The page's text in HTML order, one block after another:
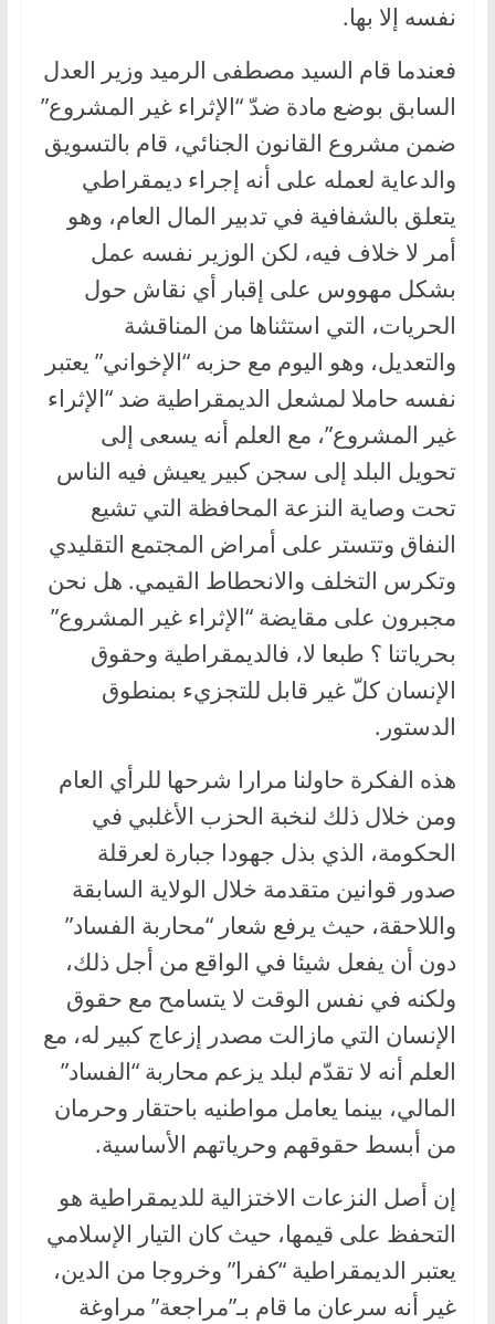
نفسه إلا بها.
فعندما قام السيد مصطفى الرميد وزير العدل
السابق بوضع مادة ضدّ “الإثراء غير المشروع”
ضمن مشروع القانون الجنائي، قام بالتسويق
والدعاية لعمله على أنه إجراء ديمقراطي
يتعلق بالشفافية في تدبير المال العام، وهو
أمر لا خلاف فيه، لكن الوزير نفسه عمل
بشكل مهووس على إقبار أي نقاش حول
الحريات، التي استثناها من المناقشة
والتعديل، وهو اليوم مع حزبه “الإخواني” يعتبر
نفسه حاملا لمشعل الديمقراطية ضد “الإثراء
غير المشروع”، مع العلم أنه يسعى إلى
تحويل البلد إلى سجن كبير يعيش فيه الناس
تحت وصاية النزعة المحافظة التي تشيع
النفاق وتتستر على أمراض المجتمع التقليدي
وتكرس التخلف والانحطاط القيمي. هل نحن
مجبرون على مقايضة “الإثراء غير المشروع”
بحرياتنا ؟ طبعا لا، فالديمقراطية وحقوق
الإنسان كلّ غير قابل للتجزيء بمنطوق
الدستور.
هذه الفكرة حاولنا مرارا شرحها للرأي العام
ومن خلال ذلك لنخبة الحزب الأغلبي في
الحكومة، الذي بذل جهودا جبارة لعرقلة
صدور قوانين متقدمة خلال الولاية السابقة
واللاحقة، حيث يرفع شعار “محاربة الفساد”
دون أن يفعل شيئا في الواقع من أجل ذلك،
ولكنه في نفس الوقت لا يتسامح مع حقوق
الإنسان التي مازالت مصدر إزعاج كبير له، مع
العلم أنه لا تقدّم لبلد يزعم محاربة “الفساد”
المالي، بينما يعامل مواطنيه باحتقار وحرمان
من أبسط حقوقهم وحرياتهم الأساسية.
إن أصل النزعات الاختزالية للديمقراطية هو
التحفظ على قيمها، حيث كان التيار الإسلامي
يعتبر الديمقراطية “كفرا” وخروجا من الدين،
غير أنه سرعان ما قام بـ”مراجعة” مراوغة